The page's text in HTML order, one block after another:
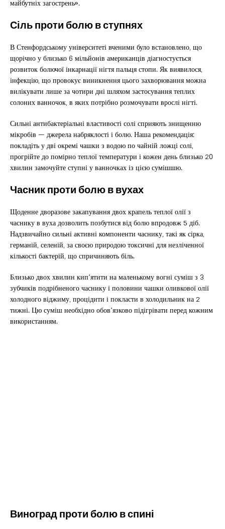
майбутніх загострень».
Сіль проти болю в ступнях
В Стенфордському університеті вченими було встановлено, що
щорічно у близько 6 мільйонів американців діагностується
розвиток болючої інкарнації нігтя пальця стопи. Як виявилося,
інфекцію, що провокує виникнення цього захворювання можна
вилікувати лише за чотири дні шляхом застосування теплих
солоних ванночок, в яких потрібно розмочувати врослі нігті.
Сильні антибактеріальні властивості солі сприяють знищенню
мікробів — джерела набряклості і болю. Наша рекомендація:
покладіть у дві окремі чашки з водою по чайній ложці солі,
прогрійте до помірно теплої температури і кожен день близько 20
хвилин замочуйте ступні у ванночках із цією сумішшю.
Часник проти болю в вухах
Щоденне дворазове закапування двох крапель теплої олії з
часнику в вуха дозволить позбутися від болю впродовж 5 діб.
Надзвичайно сильні активні компоненти часнику, такі як сірка,
германій, селеній, за своєю природою токсичні для незліченної
кількості бактерій, що спричиняють біль.
Близько двох хвилин кип’ятити на маленькому вогні суміш з 3
зубчиків подрібненого часнику і половини чашки оливкової олії
холодного віджиму, процідити і покласти в холодильник на 2
тижні. Цю суміш необхідно обов’язково підігрівати перед кожним
використанням.
Виноград проти болю в спині